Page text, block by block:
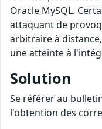
Oracle MySQL.
attaquant de
arbitraire à
une atteinte à
Solution
Se référer au
l'obtention des